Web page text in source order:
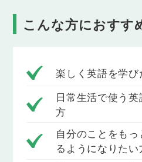
習し、それらを使って
います。
食べ物２
「食べ物」をテーマに
し、それらを使って講
ます。
平日の日課
「平日の日課」をテー
こんな方におすす
楽しく英語を学び
日常生活で使う
方
自分のことをも
るようになりたい